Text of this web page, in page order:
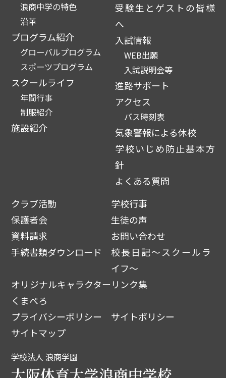
浪商中学の特色
沿革
プログラム紹介
グローバルプログラム
スポーツプログラム
スクールライフ
年間行事
制服紹介
施設紹介
受験生とゲストの皆様
へ
入試情報
WEB出願
入試説明会等
進路サポート
アクセス
バス時刻表
気象警報による休校
学校いじめ防止基本方
針
よくある質問
クラブ活動
学校行事
保護者会
生徒の声
資料請求
お問い合わせ
手続書類ダウンロード
校長日記～スクールラ
イフ～
オリジナルキャラクター
くまぺろ
リンク集
プライバシーポリシー
サイトポリシー
サイトマップ
学校法人 浪商学園